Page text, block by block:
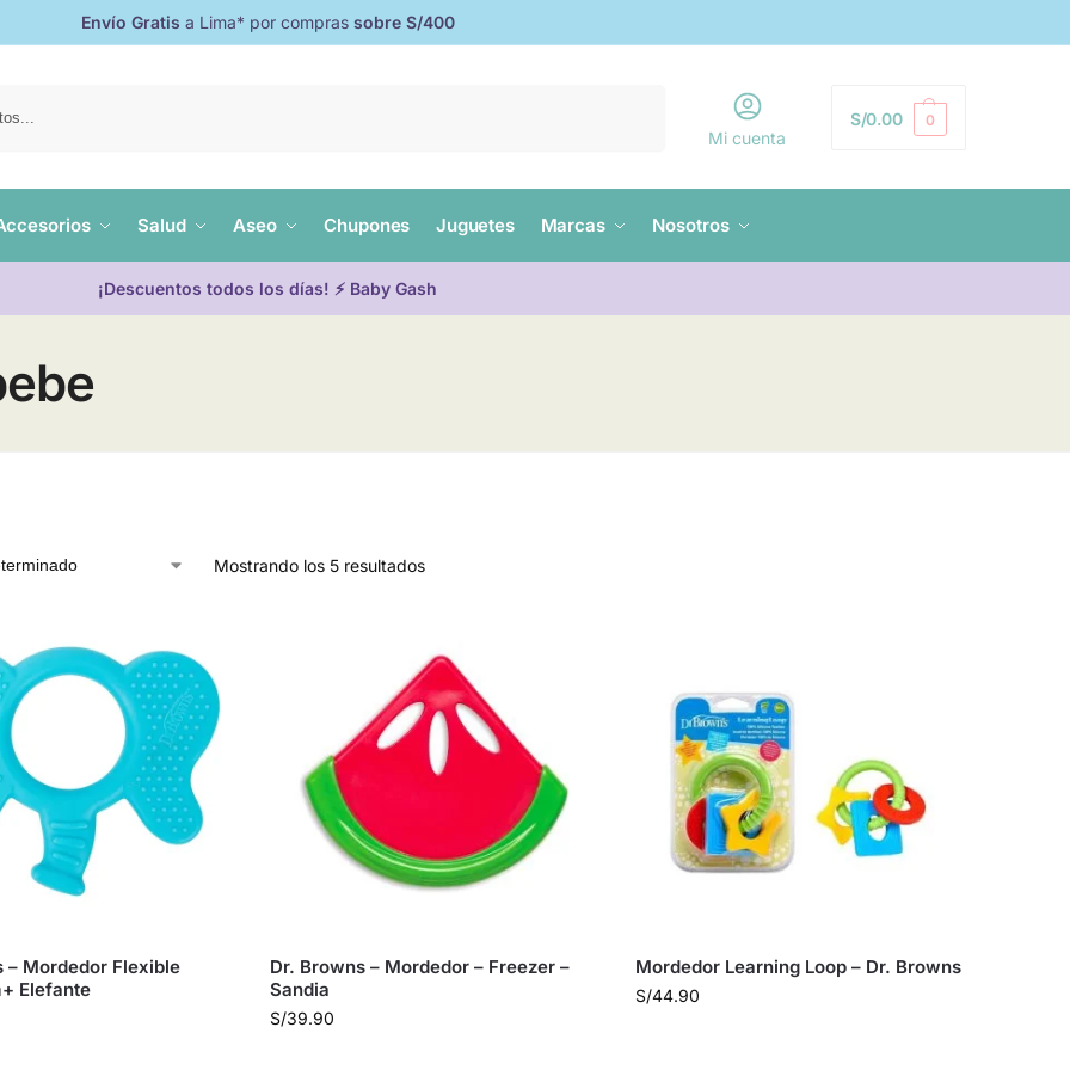
Envío Gratis a Lima* por compras sobre S/400
Mi cuenta
S/0.00 0
Salud Aseo Chupones Juguetes Marcas Nosotros
¡Descuentos todos los días! ⚡ Baby Gash
Mostrando los 5 resultados
– Mordedor Flexible
Elefante
Dr. Browns – Mordedor – Freezer –
Sandia
S/39.90
Mordedor Learning Loop – Dr. Browns
S/44.90